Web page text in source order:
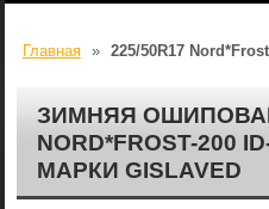
Главная » 225/50R17
ЗИМНЯЯ
NORD*FROST-200
МАРКИ GISLAVED